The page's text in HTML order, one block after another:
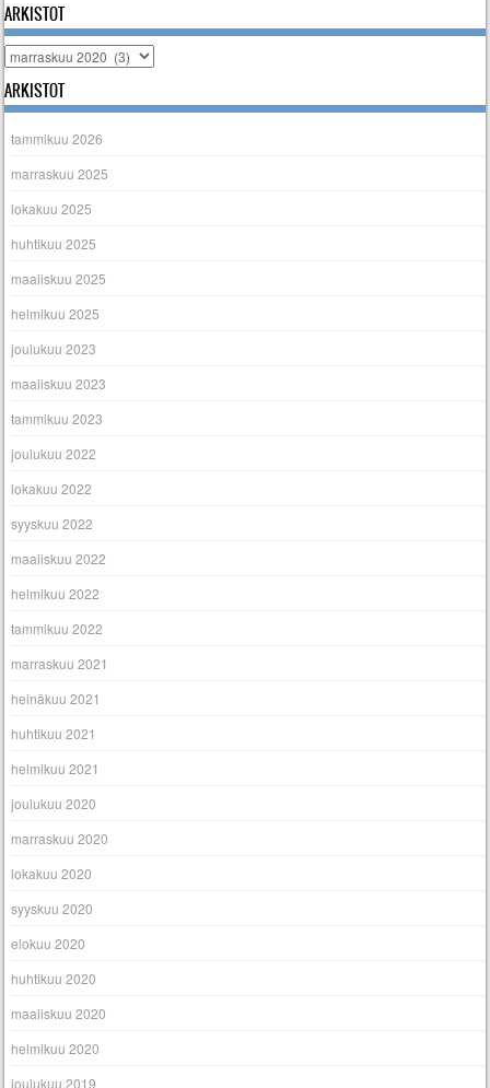
ARKISTOT
Arkistot
ARKISTOT
tammikuu 2026
marraskuu 2025
lokakuu 2025
huhtikuu 2025
maaliskuu 2025
helmikuu 2025
joulukuu 2023
maaliskuu 2023
tammikuu 2023
joulukuu 2022
lokakuu 2022
syyskuu 2022
maaliskuu 2022
helmikuu 2022
tammikuu 2022
marraskuu 2021
heinäkuu 2021
huhtikuu 2021
helmikuu 2021
joulukuu 2020
marraskuu 2020
lokakuu 2020
syyskuu 2020
elokuu 2020
huhtikuu 2020
maaliskuu 2020
helmikuu 2020
joulukuu 2019